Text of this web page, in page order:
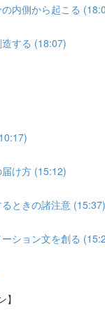
内側から起こる
する (18:07)
け方 (15:12)
ときの諸注意 (15:37)
ション文を創る